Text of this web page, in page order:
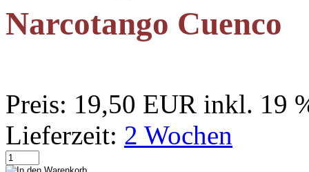
Narcotango Cuenco
Preis: 19,50 EUR inkl. 19
Lieferzeit: 2 Wochen